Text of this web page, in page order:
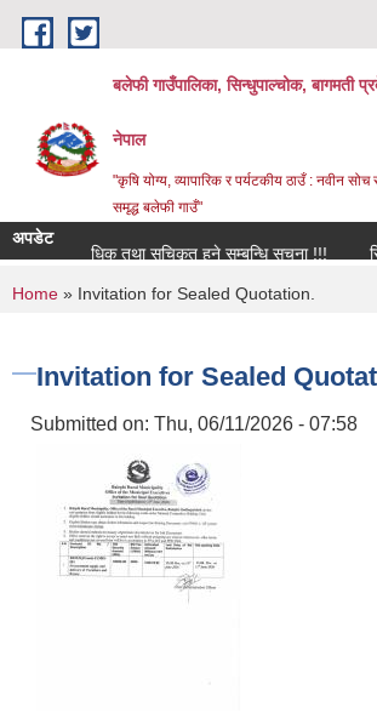
Skip to main content
बलेफी गाउँपालिका, सिन्धुपाल्चोक, बागमती
नेपाल
"कृषि योग्य, व्यापारिक र पर्यटकीय ठाउँ : नवीन सोच
समृद्ध बलेफी गाउँ"
अपडेट
अध्यावधिक तथा सूचिकृत हुने सम्बन्धि सूचना !!!
You are here
Home » Invitation for Sealed Quotation.
Invitation for Sealed
Submitted on: Thu, 06/11/2026 - 07:58